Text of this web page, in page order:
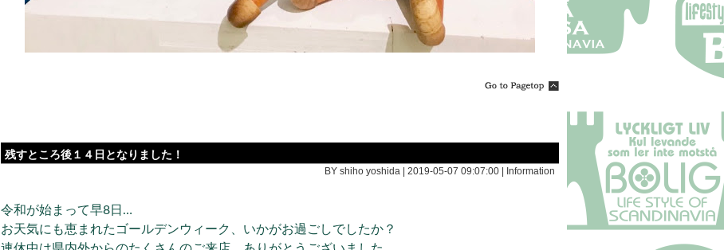
残すところ後１４日となりました！
BY shiho yoshida | 2019-05-07 09:07:00 | Information
令和が始まって早8日…
お天気にも恵まれたゴールデンウィーク、いかがお過ごしでしたか？